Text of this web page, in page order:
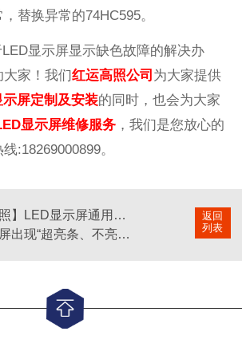
替换异常的74HC595。
显示屏显示缺色故障的解决办
家！我们红运高照公司 为大家提供
示屏定制及安装的同时，也会为大家
显示屏维修服务 ，我们是您放心的
线:18269000899。
返回
列表
【红运高照】LED显示屏通用数据接口
LED屏整屏出现“超亮条、不亮或无规则现象”应如何排查解决呢？